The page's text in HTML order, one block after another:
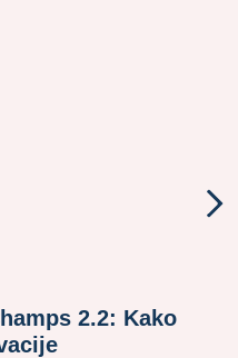
2.2: Kako